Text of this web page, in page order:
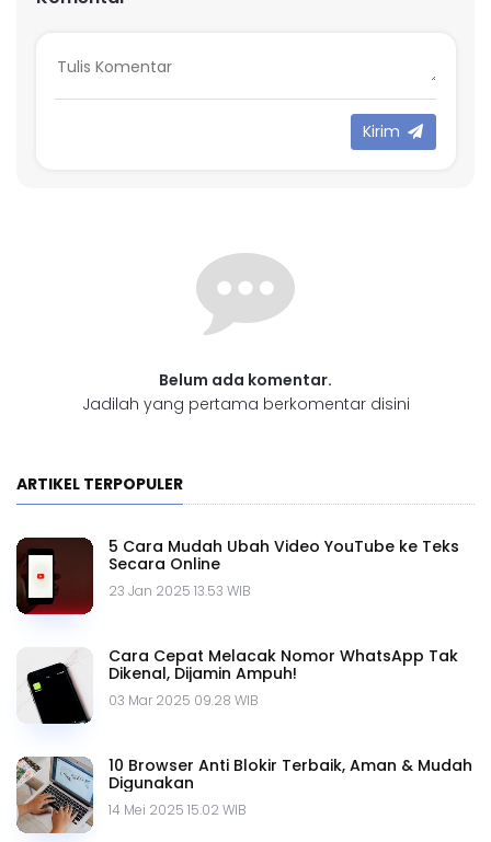
Kirim
Belum ada komentar.
Jadilah yang pertama berkomentar disini
ARTIKEL TERPOPULER
5 Cara Mudah Ubah Video YouTube ke Teks
Secara Online
23 Jan 2025 13.53 WIB
Cara Cepat Melacak Nomor WhatsApp Tak
Dikenal, Dijamin Ampuh!
03 Mar 2025 09.28 WIB
10 Browser Anti Blokir Terbaik, Aman & Mudah
Digunakan
14 Mei 2025 15.02 WIB